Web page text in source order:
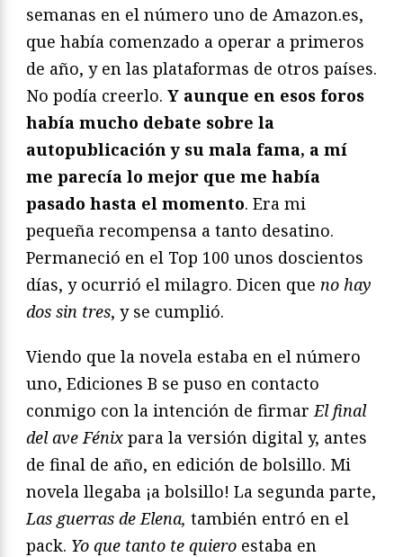
semanas en el número uno de Amazon.es,
que había comenzado a operar a primeros
de año, y en las plataformas de otros países.
No podía creerlo. Y aunque en esos foros
había mucho debate sobre la
autopublicación y su mala fama, a mí
me parecía lo mejor que me había
pasado hasta el momento. Era mi
pequeña recompensa a tanto desatino.
Permaneció en el Top 100 unos doscientos
días, y ocurrió el milagro. Dicen que no hay
dos sin tres, y se cumplió.
Viendo que la novela estaba en el número
uno, Ediciones B se puso en contacto
conmigo con la intención de firmar El final
del ave Fénix para la versión digital y, antes
de final de año, en edición de bolsillo. Mi
novela llegaba ¡a bolsillo! La segunda parte,
Las guerras de Elena, también entró en el
pack. Yo que tanto te quiero estaba en